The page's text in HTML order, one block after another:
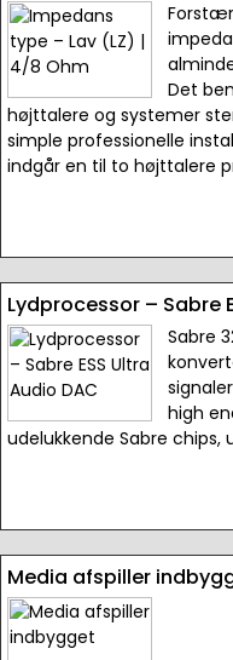
Det
højttalere og systemer
simple professionelle
indgår en til to højttalere
Lydprocessor – Sabre
Sabre
high
udelukkende Sabre chips,
Media afspiller